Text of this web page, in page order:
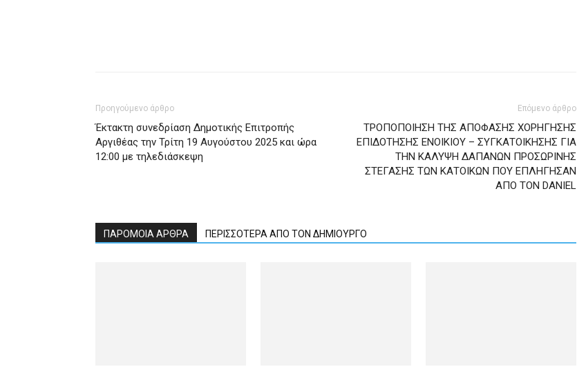
Προηγούμενο άρθρο
Έκτακτη συνεδρίαση Δημοτικής Επιτροπής
Αργιθέας την Τρίτη 19 Αυγούστου 2025 και ώρα
12:00 με τηλεδιάσκεψη
Επόμενο άρθρο
ΤΡΟΠΟΠΟΙΗΣΗ ΤΗΣ ΑΠΟΦΑΣΗΣ ΧΟΡΗΓΗΣΗΣ
ΕΠΙΔΟΤΗΣΗΣ ΕΝΟΙΚΙΟΥ – ΣΥΓΚΑΤΟΙΚΗΣΗΣ ΓΙΑ
ΤΗΝ ΚΑΛΥΨΗ ΔΑΠΑΝΩΝ ΠΡΟΣΩΡΙΝΗΣ
ΣΤΕΓΑΣΗΣ ΤΩΝ ΚΑΤΟΙΚΩΝ ΠΟΥ ΕΠΛΗΓΗΣΑΝ
ΑΠΟ ΤΟΝ DANIEL
ΠΑΡΟΜΟΙΑ ΑΡΘΡΑ ΠΕΡΙΣΣΟΤΕΡΑ ΑΠΟ ΤΟΝ ΔΗΜΙΟΥΡΓΟ